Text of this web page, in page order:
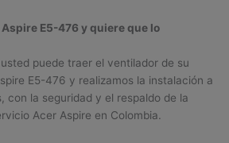
E5-476 y quiere que lo
puede traer el ventilador de su
E5-476 y realizamos la instalación a
con la seguridad y el respaldo de la
Acer Aspire en Colombia.